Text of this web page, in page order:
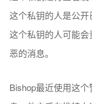
这个私钥的人是公
这个私钥的人可能
恶的消息。
Bishop最近使用这